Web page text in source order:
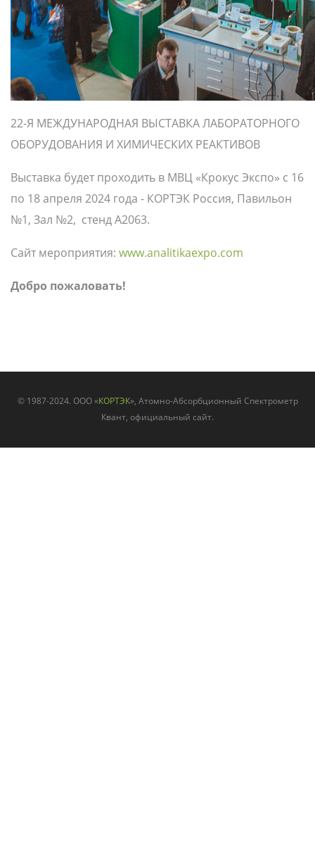
22-Я МЕЖДУНАРОДНАЯ ВЫСТАВКА ЛАБОРАТОРНОГО
ОБОРУДОВАНИЯ И ХИМИЧЕСКИХ РЕАКТИВОВ
Выставка будет проходить в МВЦ «Крокус Экспо» с 16
по 18 апреля 2024 года - КОРТЭК Россия, Павильон
№1, Зал №2, стенд A2063.
Сайт мероприятия: www.analitikaexpo.com
Добро пожаловать!
© 1987-2024. ООО «КОРТЭК», Атомно-Абсорбционный Спектрометр
Квант, официальный сайт.